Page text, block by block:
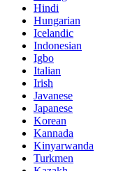
Hindi
Hungarian
Icelandic
Indonesian
Igbo
Italian
Irish
Javanese
Japanese
Korean
Kannada
Kinyarwanda
Turkmen